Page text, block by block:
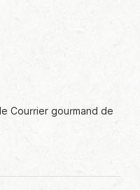
Courrier gourmand de